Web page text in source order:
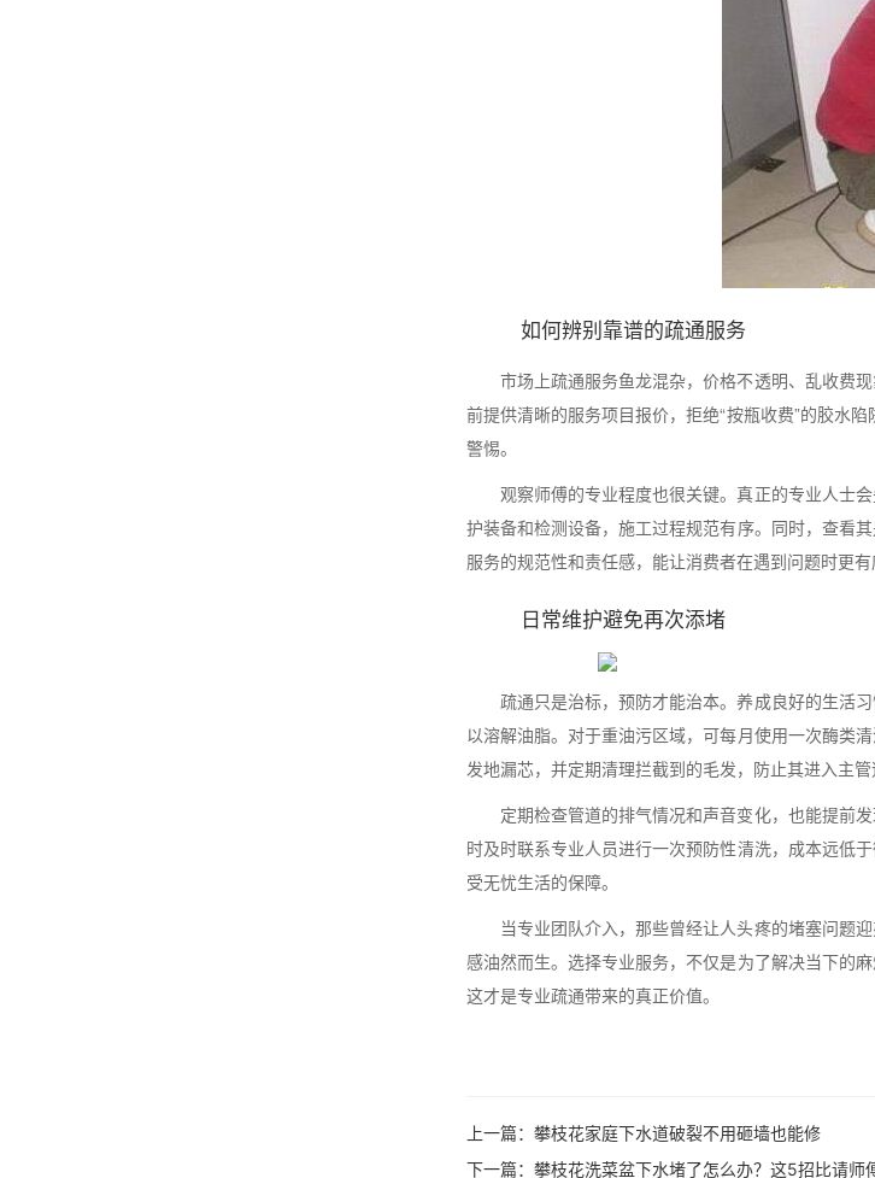
如何辨别靠谱的疏通服务
市场上疏通服务鱼龙混杂，价格不透明、乱收费
前提供清晰的服务项目报价，拒绝“按瓶收费”的胶水
警惕。
观察师傅的专业程度也很关键。真正的专业人士
护装备和检测设备，施工过程规范有序。同时，查看
服务的规范性和责任感，能让消费者在遇到问题时更有
日常维护避免再次添堵
疏通只是治标，预防才能治本。养成良好的生活
以溶解油脂。对于重油污区域，可每月使用一次酶类
发地漏芯，并定期清理拦截到的毛发，防止其进入主管
定期检查管道的排气情况和声音变化，也能提前
时及时联系专业人员进行一次预防性清洗，成本远低
受无忧生活的保障。
当专业团队介入，那些曾经让人头疼的堵塞问题
感油然而生。选择专业服务，不仅是为了解决当下的
这才是专业疏通带来的真正价值。
上一篇： 攀枝花家庭下水道破裂不用砸墙也能修
下一篇： 攀枝花洗菜盆下水堵了怎么办？这5招比请师